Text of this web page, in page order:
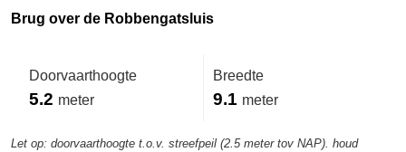
Brug over de Robbengatsluis
Doorvaarthoogte
5.2 meter
Breedte
9.1 meter
Let op: doorvaarthoogte t.o.v. streefpeil (2.5 meter tov NAP). houd